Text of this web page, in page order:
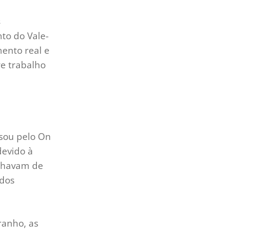
do Vale-
real e
trabalho
pelo On
à
de
as